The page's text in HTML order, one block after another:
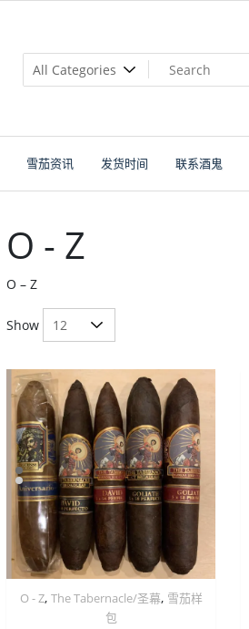
雪茄资讯 发货时间 联系酒鬼
O - Z
O – Z
Show
O - Z, The Tabernacle/圣幕, 雪茄样
包